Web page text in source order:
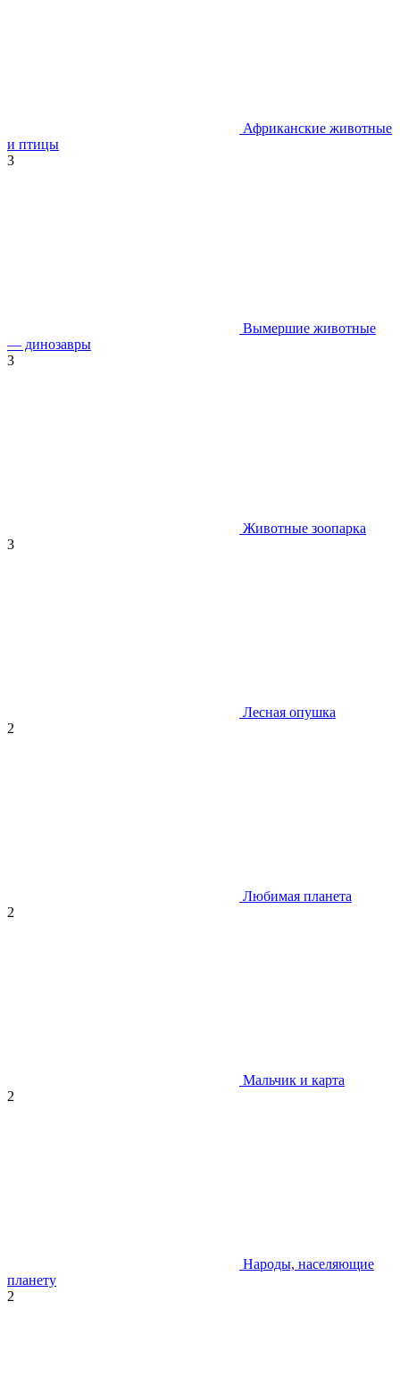
Африканские животные
и птицы
3
Вымершие животные
— динозавры
3
Животные зоопарка
3
Лесная опушка
2
Любимая планета
2
Мальчик и карта
2
Народы, населяющие
планету
2